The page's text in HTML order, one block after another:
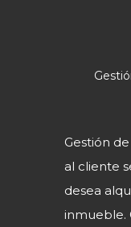
Gestión
al cliente
desea
inmueble.